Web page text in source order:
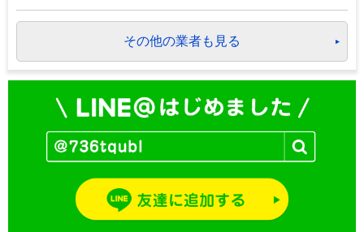
その他の業者も見る